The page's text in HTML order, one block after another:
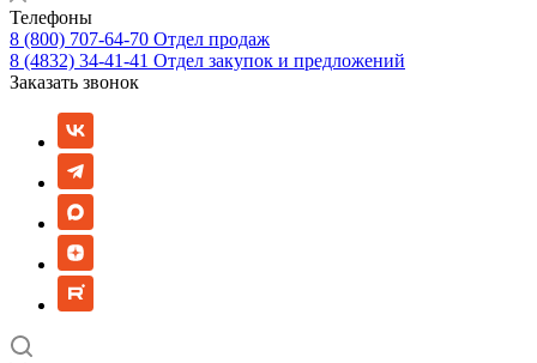
Телефоны
8 (800) 707-64-70 Отдел продаж
8 (4832) 34-41-41 Отдел закупок и предложений
Заказать звонок